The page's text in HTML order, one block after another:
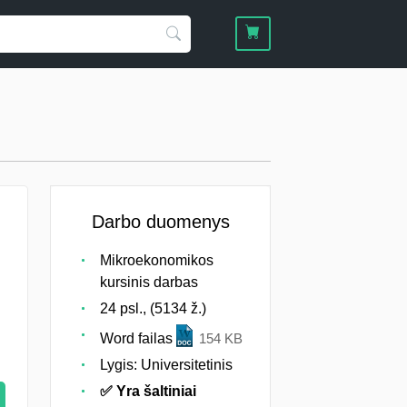
Darbo duomenys
Mikroekonomikos
kursinis darbas
24 psl., (5134 ž.)
Word failas
154 KB
Lygis: Universitetinis
✅ Yra šaltiniai